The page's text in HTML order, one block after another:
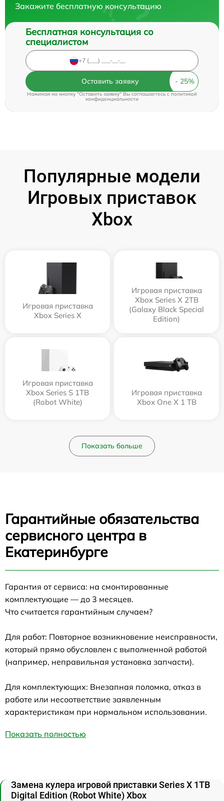
Закажите бесплатную консультацию
Бесплатная консультация со
специалистом
Оставить заявку
Нажимая на кнопку "Оставить заявку" Вы соглашаетесь cполитикой
конфиденциальности
Популярные модели
Игровых приставок
Xbox
Игровая приставка
Xbox Series X
Игровая приставка
Xbox Series X 2TB
(Galaxy Black Special
Edition)
Игровая приставка
Xbox Series S 1TB
(Robot White)
Игровая приставка
Xbox One X 1 TB
Показать больше
Гарантийные обязательства
сервисного центра в
Екатеринбурге
Гарантия от сервиса: на смонтированные
комплектующие — до 3 месяцев.
Что считается гарантийным случаем?
Для работ: Повторное возникновение неисправности,
который прямо обусловлен с выполненной работой
(например, неправильная установка запчасти).
Для комплектующих: Внезапная поломка, отказ в
работе или несоответствие заявленным
характеристикам при нормальном использовании.
Показать полностью
Замена кулера игровой приставки Series X 1TB
Digital Edition (Robot White) Xbox